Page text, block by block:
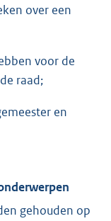
over een
voor de
raad;
en
gehouden op